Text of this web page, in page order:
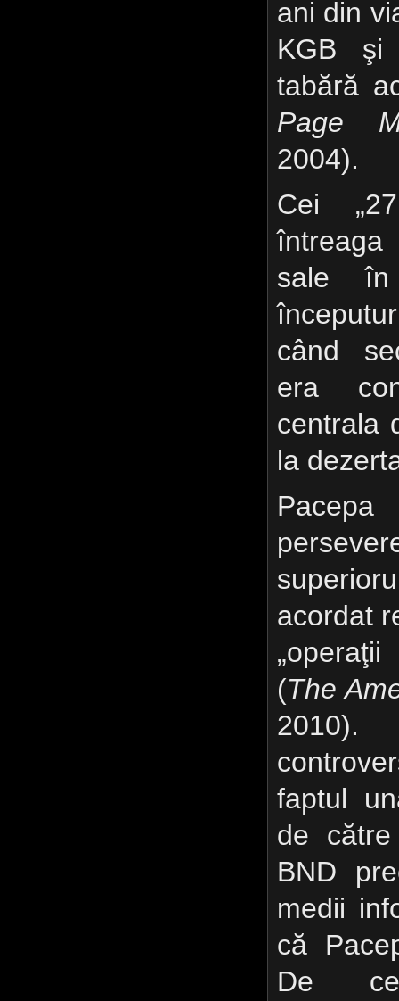
ani din
KGB şi
tabără
Page
2004).
Cei
sale
când
era
centrala
la
acordat
(The
faptul
de
BND
medii
că
De